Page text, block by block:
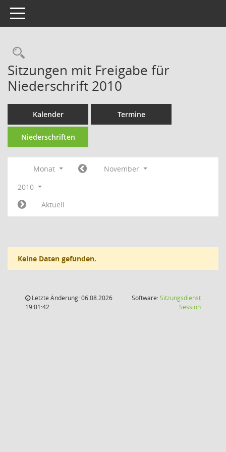
Toggle navigation
Rechercheauswahl
Sitzungen mit Freigabe für
Niederschrift 2010
Kalender Termine
Niederschriften
Monat
November
2010
Aktuell
Keine Daten gefunden.
Letzte Änderung: 06.08.2026
19:01:42
Software:Sitzungsdienst
Session(Wird in